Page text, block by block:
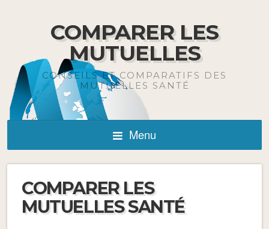
COMPARER LES
MUTUELLES
CONSEILS ET COMPARATIFS DES
MUTUELLES SANTÉ
Menu
COMPARER LES
MUTUELLES SANTÉ